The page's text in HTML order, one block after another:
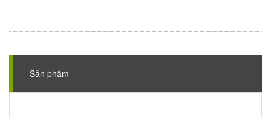
Sản phẩm